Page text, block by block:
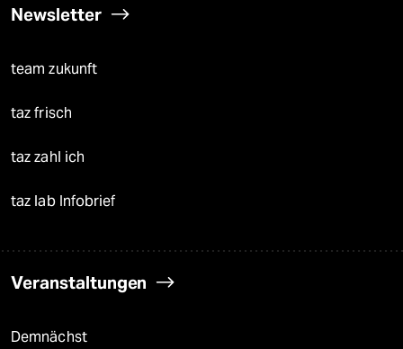
Newsletter
team zukunft
taz frisch
taz zahl ich
taz lab Infobrief
Veranstaltungen
Demnächst